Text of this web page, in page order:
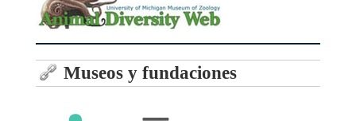
Museos y fundaciones